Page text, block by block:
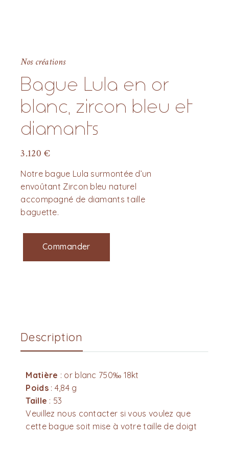
Nos créations
Bague Lula en or
blanc, zircon bleu et
diamants
3.120 €
Notre bague Lula surmontée d’un
envoûtant Zircon bleu naturel
accompagné de diamants taille
baguette.
Commander
Description
Matière : or blanc 750‰ 18kt
Poids: 4,84 g
Taille : 53
Veuillez nous contacter si vous voulez que
cette bague soit mise à votre taille de doigt